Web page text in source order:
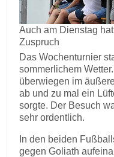
Auch am Dienstag
Zuspruch
Das Wochenturnier
sommerlichem
überwiegen im
ab und zu mal ein
sorgte. Der Besuch
sehr ordentlich.
In den beiden
gegen Goliath